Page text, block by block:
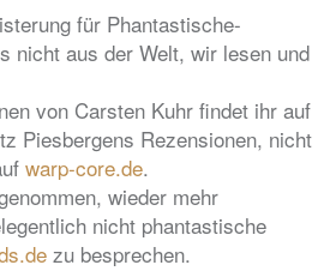
für Phantastische-
nicht aus der Welt, wir lesen und
von Carsten Kuhr findet ihr auf
Piesbergens Rezensionen, nicht
warp-core.de.
wieder mehr
nicht phantastische
zu besprechen.